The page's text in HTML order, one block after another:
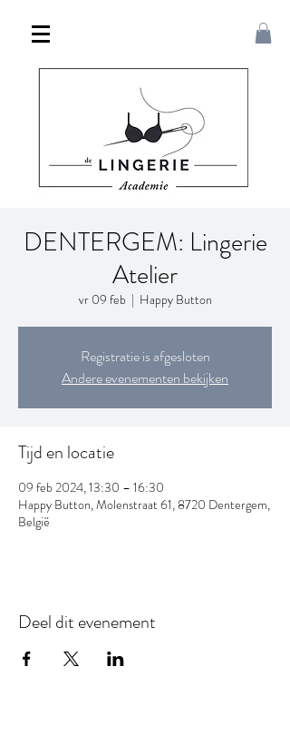
DENTERGEM: Lingerie
Atelier
vr 09 feb
  |
Happy Button
Registratie is afgesloten
Andere evenementen bekijken
Tijd en locatie
09 feb 2024, 13:30 – 16:30
Happy Button, Molenstraat 61, 8720 Dentergem,
België
Deel dit evenement